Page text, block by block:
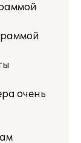
очень